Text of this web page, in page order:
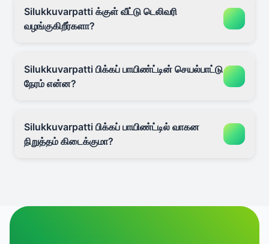
Silukkuvarpatti க்குள் வீட்டு டெலிவரி
வழங்குகிறீர்களா?
Silukkuvarpatti பிக்கப் பாயிண்ட்டின் செயல்பாட்டு
நேரம் என்ன?
Silukkuvarpatti பிக்கப் பாயிண்ட்டில் வாகன
நிறுத்தம் கிடைக்குமா?